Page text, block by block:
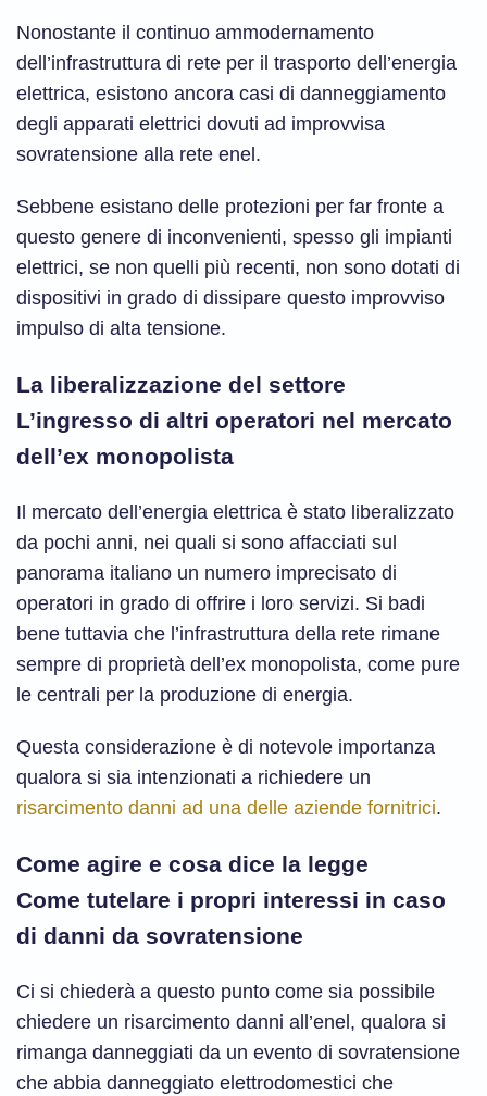
Nonostante il continuo ammodernamento
dell’infrastruttura di rete per il trasporto dell’energia
elettrica, esistono ancora casi di danneggiamento
degli apparati elettrici dovuti ad improvvisa
sovratensione alla rete enel.
Sebbene esistano delle protezioni per far fronte a
questo genere di inconvenienti, spesso gli impianti
elettrici, se non quelli più recenti, non sono dotati di
dispositivi in grado di dissipare questo improvviso
impulso di alta tensione.
La liberalizzazione del settore
L’ingresso di altri operatori nel mercato
dell’ex monopolista
Il mercato dell’energia elettrica è stato liberalizzato
da pochi anni, nei quali si sono affacciati sul
panorama italiano un numero imprecisato di
operatori in grado di offrire i loro servizi. Si badi
bene tuttavia che l’infrastruttura della rete rimane
sempre di proprietà dell’ex monopolista, come pure
le centrali per la produzione di energia.
Questa considerazione è di notevole importanza
qualora si sia intenzionati a richiedere un
risarcimento danni ad una delle aziende fornitrici.
Come agire e cosa dice la legge
Come tutelare i propri interessi in caso
di danni da sovratensione
Ci si chiederà a questo punto come sia possibile
chiedere un risarcimento danni all’enel, qualora si
rimanga danneggiati da un evento di sovratensione
che abbia danneggiato elettrodomestici che